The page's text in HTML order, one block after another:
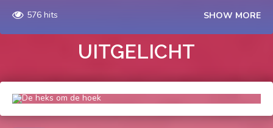
576 hits
SHOW MORE
UITGELICHT